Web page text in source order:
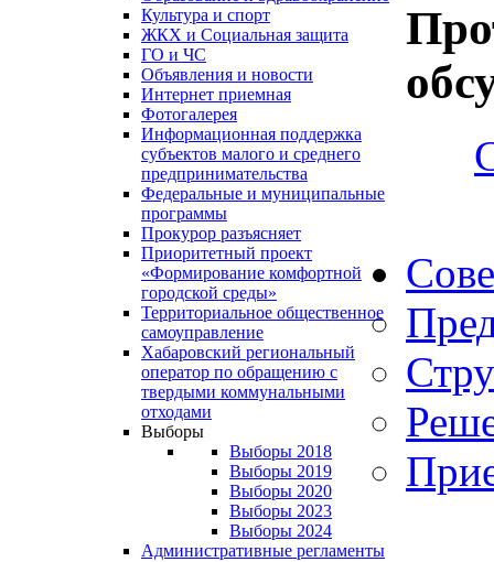
Культура и спорт
ЖКХ и Социальная защита
ГО и ЧС
Объявления и новости
Интернет приемная
Фотогалерея
Информационная поддержка
субъектов малого и среднего
предпринимательства
Федеральные и муниципальные
программы
Прокурор разъясняет
Приоритетный проект
«Формирование комфортной
городской среды»
Территориальное общественное
самоуправление
Хабаровский региональный
оператор по обращению с
твердыми коммунальными
отходами
Выборы
Выборы 2018
Выборы 2019
Выборы 2020
Выборы 2023
Выборы 2024
Административные регламенты